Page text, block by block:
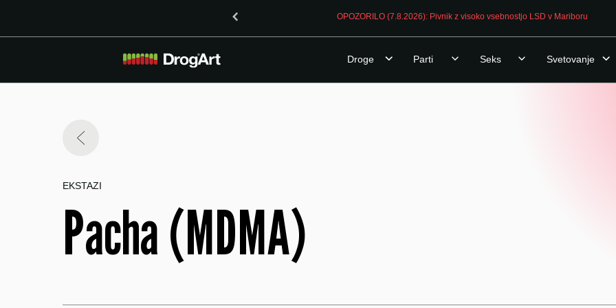
OPOZORILO (7.8.2026): Pivnik z visoko vsebnostjo LSD v Mariboru
Droge Parti Seks Svetovanje
EKSTAZI
Pacha (MDMA)